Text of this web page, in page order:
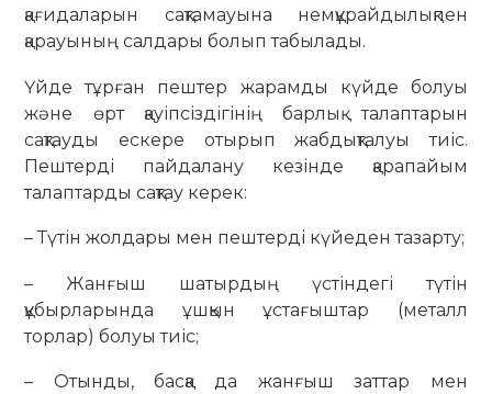
қағидаларын сақтамауына немқұрайдылықпен
қарауының салдары болып табылады.
Үйде тұрған пештер жарамды күйде болуы
және өрт қауіпсіздігінің барлық талаптарын
сақтауды ескере отырып жабдықталуы тиіс.
Пештерді пайдалану кезінде қарапайым
талаптарды сақтау керек:
– Түтін жолдары мен пештерді күйеден тазарту;
– Жанғыш шатырдың үстіндегі түтін
құбырларында ұшқын ұстағыштар (металл
торлар) болуы тиіс;
– Отынды, басқа да жанғыш заттар мен